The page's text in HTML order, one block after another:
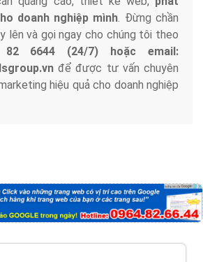
doanh nghiệp mình. Đừng chần
lên và gọi ngay cho chúng tôi theo
82 6644 (24/7) hoặc email:
để được tư vấn chuyên
hiệu quả cho doanh nghiệp